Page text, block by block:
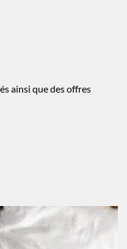
ainsi que des offres